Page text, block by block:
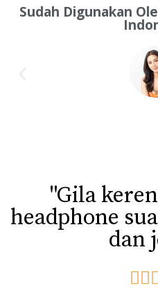
Sudah Digunakan
"Gila
headphone
dan
  